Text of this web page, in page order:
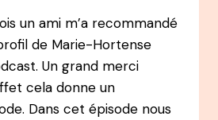
un ami m’a recommandé
de Marie-Hortense
Un grand merci
cela donne un
Dans cet épisode nous